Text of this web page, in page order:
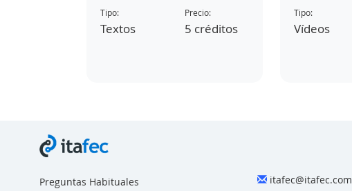
Tipo:
Textos
Precio:
5 créditos
Tipo:
Vídeos
Preguntas Habituales itafec@itafec.com